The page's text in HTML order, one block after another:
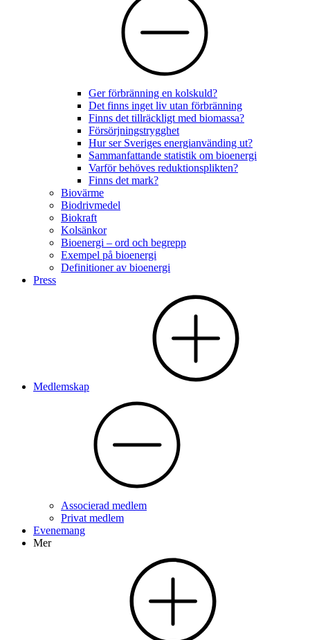
Ger förbränning en kolskuld?
Det finns inget liv utan förbränning
Finns det tillräckligt med biomassa?
Försörjningstrygghet
Hur ser Sveriges energianvänding ut?
Sammanfattande statistik om bioenergi
Varför behöves reduktionsplikten?
Finns det mark?
Biovärme
Biodrivmedel
Biokraft
Kolsänkor
Bioenergi – ord och begrepp
Exempel på bioenergi
Definitioner av bioenergi
Press
Medlemskap
Associerad medlem
Privat medlem
Evenemang
Mer